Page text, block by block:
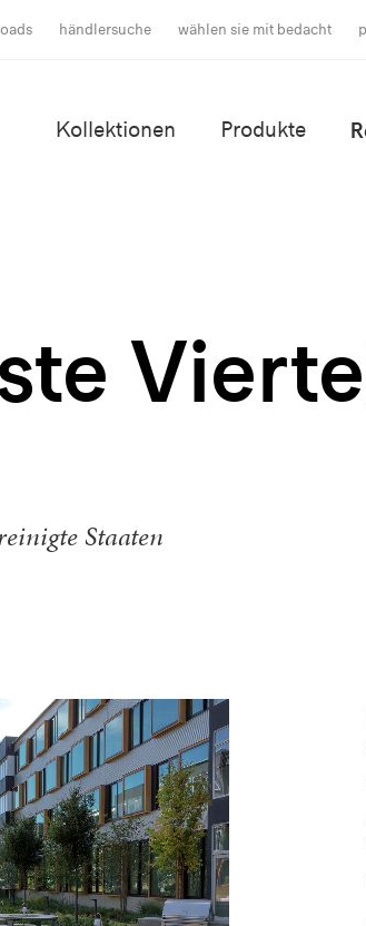
händlersuche wählen sie mit bedacht
Kollektionen Produkte
Staaten